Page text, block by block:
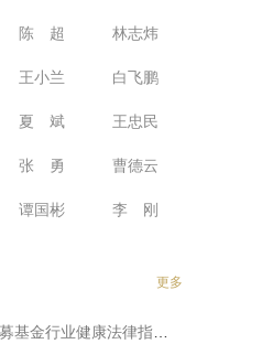
陈 超 林志炜
王小兰 白飞鹏
夏 斌 王忠民
张 勇 曹德云
谭国彬 李 刚
更多
业健康法律指数蓝皮书》